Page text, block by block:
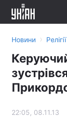
Новини › Релігії
22:05, 08.11.13